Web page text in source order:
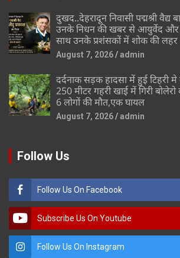
दुखद..देहरादून निवासी पद्मश्री वैद्य
उनके निधन की खबर से आयुर्वेद और
साथ उनके प्रशंसकों में शोक की लहर
August 7, 2026 admin
दर्दनाक सड़क हादसा में हुई टिहरी
250 मीटर गहरी खाई में गिरी
6 लोगों की मौत,एक घायल
August 7, 2026 admin
Follow Us
Follow Us On Facebook
Subscribe Us On Youtube
Follow Us On Instagram